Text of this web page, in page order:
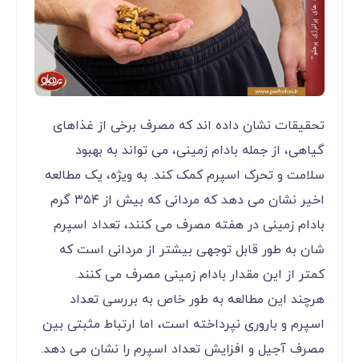
تحقیقات نشان داده‌ اند که مصرف برخی از غذاهای
گیاهی، از جمله بادام زمینی، می ‌تواند به بهبود
سلامت و تحرک اسپرم کمک کند. به ‌ویژه، یک مطالعه
اخیر نشان می ‌دهد که مردانی که بیش از ۳۵۴ گرم
بادام زمینی در هفته مصرف می ‌کنند، تعداد اسپرم
‌شان به ‌طور قابل توجهی بیشتر از مردانی است که
کمتر از این مقدار بادام زمینی مصرف می ‌کنند.
هرچند این مطالعه به ‌طور خاص به بررسی تعداد
اسپرم و باروری نپرداخته است، اما ارتباط مثبتی بین
مصرف آجیل و افزایش تعداد اسپرم را نشان می‌ دهد.